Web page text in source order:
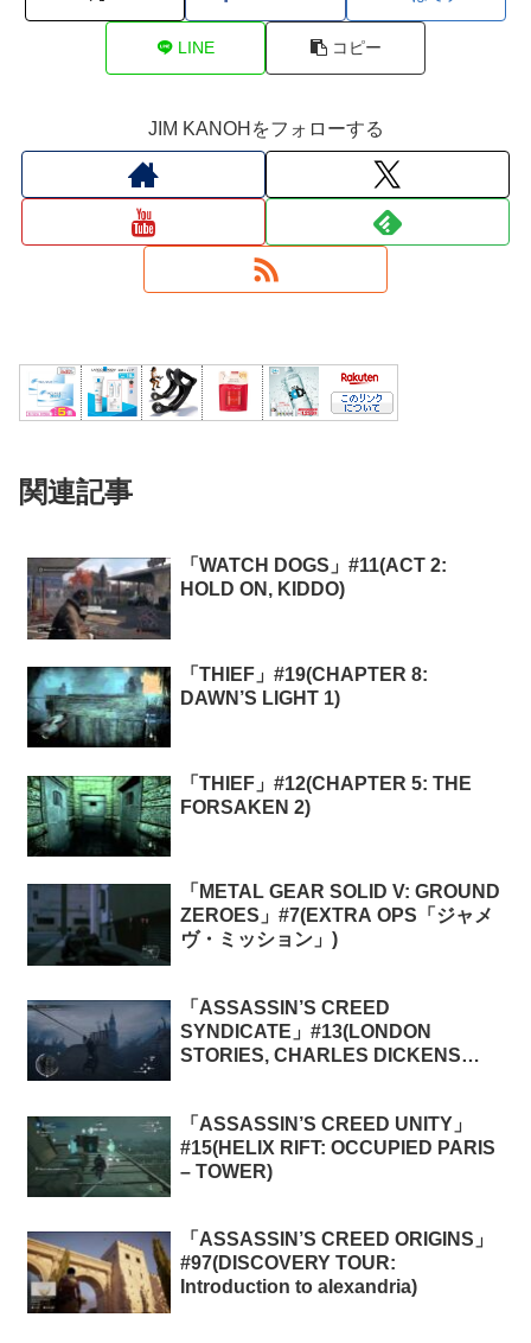
LINE コピー
JIM KANOHをフォローする
関連記事
「WATCH DOGS」#11(ACT 2:
HOLD ON, KIDDO)
「THIEF」#19(CHAPTER 8:
DAWN’S LIGHT 1)
「THIEF」#12(CHAPTER 5: THE
FORSAKEN 2)
「METAL GEAR SOLID V: GROUND
ZEROES」#7(EXTRA OPS「ジャメ
ヴ・ミッション」)
「ASSASSIN’S CREED
SYNDICATE」#13(LONDON
STORIES, CHARLES DICKENS
「ASSASSIN’S CREED UNITY」
#15(HELIX RIFT: OCCUPIED PARIS
– TOWER)
「ASSASSIN’S CREED ORIGINS」
#97(DISCOVERY TOUR:
Introduction to alexandria)